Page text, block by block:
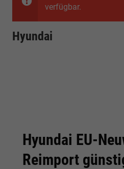
verfügbar.
Hyundai
Hyundai EU-
Reimport